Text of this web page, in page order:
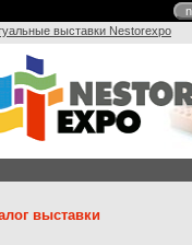
выставки Nestorexpo
выставки